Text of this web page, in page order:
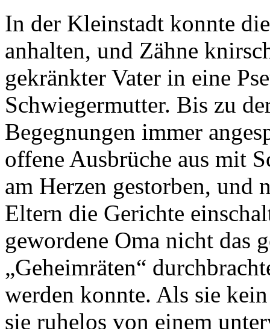
In der Kleinstadt konnte
anhalten, und Zähne
gekränkter Vater in eine
Schwiegermutter. Bis zu
Begegnungen immer
offene Ausbrüche aus mit
am Herzen gestorben, und
Eltern die Gerichte
gewordene Oma nicht das
„Geheimräten“
werden konnte. Als sie
sie ruhelos von einem